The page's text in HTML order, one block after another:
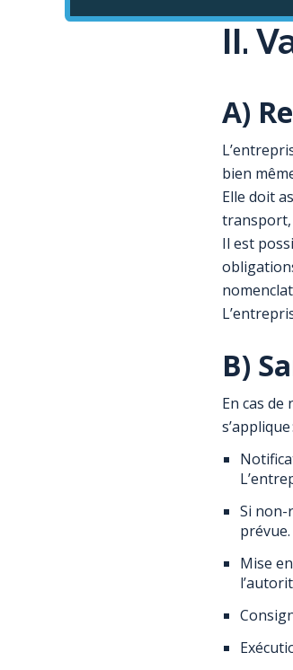
II.
A)
bien
Elle doit
transport,
Il est
B)
En cas
s’applique :
Si non-
prévue.
Mise